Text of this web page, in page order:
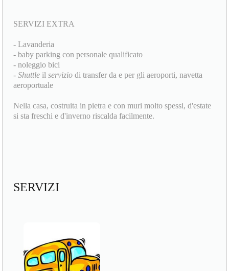
SERVIZI EXTRA
- Lavanderia
- baby parking con personale qualificato
- noleggio bici
-Shuttle ilservizio di transfer da e per gli aeroporti, navetta
aeroportuale
Nella casa, costruita in pietra e con muri molto spessi, d'estate
si sta freschi e d'inverno riscalda facilmente.
SERVIZI